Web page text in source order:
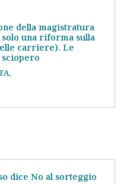
della magistratura
una riforma sulla
carriere). Le
dice No al sorteggio